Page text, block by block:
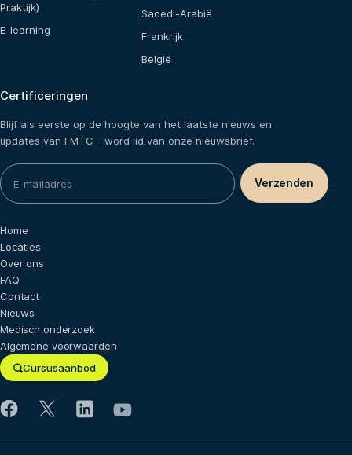
Praktijk)
E-learning
Saoedi-Arabië
Frankrijk
België
Certificeringen
Blijf als eerste op de hoogte van het laatste nieuws en
updates van FMTC - word lid van onze nieuwsbrief.
Cursusaanbod
Home
Locaties
Over ons
FAQ
Contact
Nieuws
Medisch onderzoek
Algemene voorwaarden